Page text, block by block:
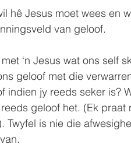
hê Jesus moet wees en
van geloof.
‘n Jesus wat ons self
geloof met die
indien jy reeds seker is?
geloof het. (Ek
Twyfel is nie die